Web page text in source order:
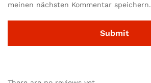
meinen nächsten Kommentar speichern.